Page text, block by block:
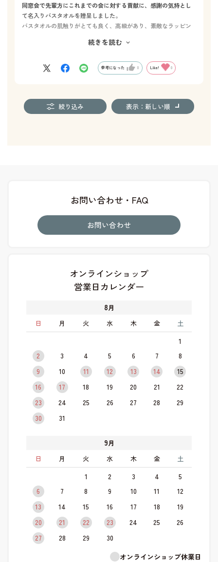
同窓会で先輩方にこれまでの会に対する貢献に、感謝の気持とし
て名入りバスタオルを贈呈しました。
バスタオルの肌触りがとても良く、高級があり、素敵なラッピン
続きを読む
参考になった 0 Like! 0
絞り込み 表示：新しい順
お問い合わせ・FAQ
お問い合わせ
オンラインショップ
営業日カレンダー
8月
日
月 火 水 木 金 土
1
2
3 4 5 6 7
8
9
10 11 12 13 14
15
16
17 18 19 20 21
22
23
24 25 26 27 28
29
30
31
9月
日
月 火 水 木 金 土
1 2 3 4
5
6
7 8 9 10 11
12
13
14 15 16 17 18
19
20
21 22 23 24 25
26
27
28 29
30
オンラインショップ休業日